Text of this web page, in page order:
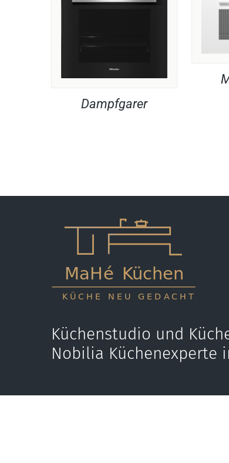
Dampfgarer
Küchenstudio und
Nobilia Küchenexperte